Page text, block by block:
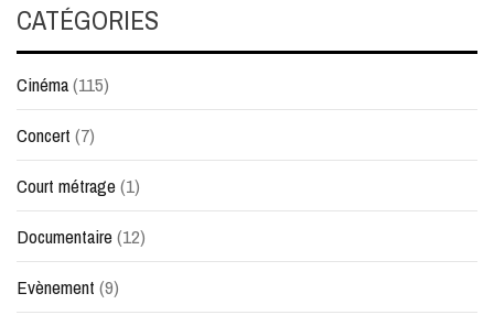
CATÉGORIES
Cinéma(115)
Concert (7)
Court métrage(1)
Documentaire(12)
Evènement (9)